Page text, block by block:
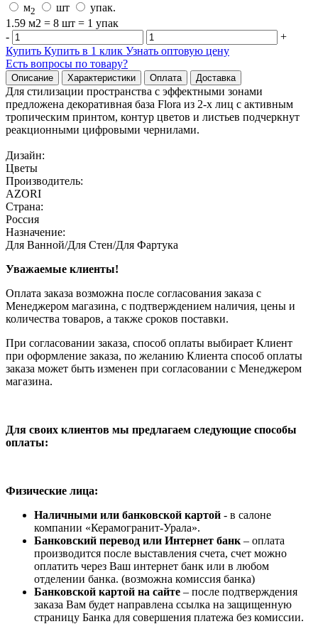
м2 шт
упак.
1.59 м2 = 8 шт = 1 упак
-
+
Купить Купить в 1 клик Узнать оптовую цену
Есть вопросы по товару?
Описание Характеристики Оплата Доставка
Для стилизации пространства с эффектными зонами
предложена декоративная база Flora из 2-х лиц с активным
тропическим принтом, контур цветов и листьев подчеркнут
реакционными цифровыми чернилами.
Дизайн:
Цветы
Производитель:
AZORI
Страна:
Россия
Назначение:
Для Ванной/Для Стен/Для Фартука
Уважаемые клиенты!
Оплата заказа возможна после согласования заказа с
Менеджером магазина, с подтверждением наличия, цены и
количества товаров, а также сроков поставки.
При согласовании заказа, способ оплаты выбирает Клиент
при оформление заказа, по желанию Клиента способ оплаты
заказа может быть изменен при согласовании с Менеджером
магазина.
Для своих клиентов мы предлагаем следующие способы
оплаты:
Физические лица:
Наличными или банковской картой - в салоне
компании «Керамогранит-Урала».
Банковский перевод или Интернет банк – оплата
производится после выставления счета, счет можно
оплатить через Ваш интернет банк или в любом
отделении банка. (возможна комиссия банка)
Банковской картой на сайте – после подтверждения
заказа Вам будет направлена ссылка на защищенную
страницу Банка для совершения платежа без комиссии.